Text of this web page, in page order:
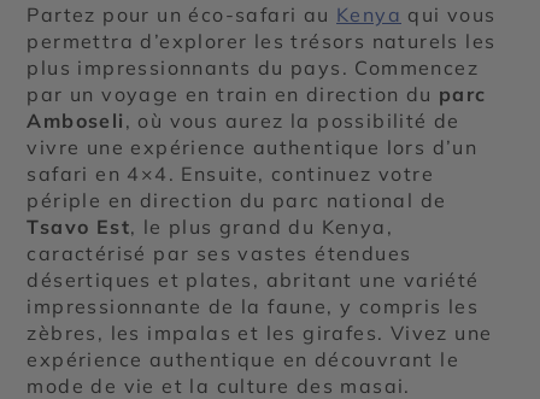
Partez pour un éco-safari au Kenya qui vous
permettra d’explorer les trésors naturels les
plus impressionnants du pays. Commencez
par un voyage en train en direction du parc
Amboseli , où vous aurez la possibilité de
vivre une expérience authentique lors d’un
safari en 4×4. Ensuite, continuez votre
périple en direction du parc national de
Tsavo Est, le plus grand du Kenya,
caractérisé par ses vastes étendues
désertiques et plates, abritant une variété
impressionnante de la faune, y compris les
zèbres, les impalas et les girafes. Vivez une
expérience authentique en découvrant le
mode de vie et la culture des masai.